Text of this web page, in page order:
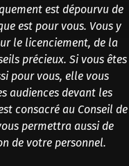
est dépourvu de
est pour vous. Vous y
le licenciement, de la
précieux. Si vous êtes
pour vous, elle vous
audiences devant les
consacré au Conseil de
permettra aussi de
de votre personnel.